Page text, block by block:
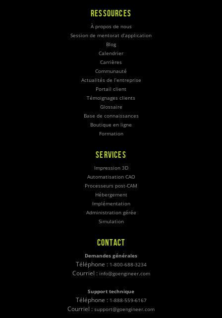
RESSOURCES
À propos de nous
Session de mentorat d’application
Blog
Calendrier
Carrières
Communauté
Actualités de l’entreprise
Portail client
Témoignages clients
Glossaire
Base de connaissances
Boutique en ligne
Formation
SERVICES
Impression 3D
Automatisation CAO
Processeurs post-CAM
Hébergement
Implémentation
Administration gérée
Simulation
CONTACT
Demandes générales
Téléphone : 1-800-688-3234
Courriel : info@goengineer.com
Support technique
Téléphone : 1-888-559-6167
Courriel : support@goengineer.com